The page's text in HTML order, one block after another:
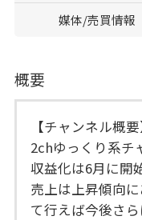
媒体/売買情報
概要
【チャンネル概要
2chゆっくり系チ
収益化は6月に開
売上は上昇傾向
て行えば今後さら